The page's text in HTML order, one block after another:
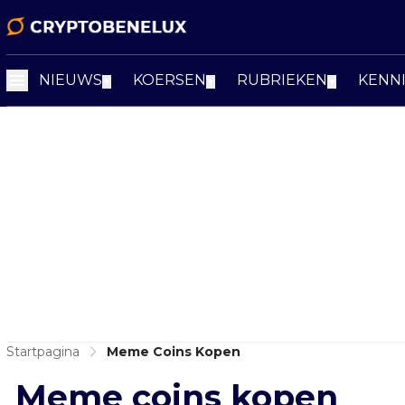
NIEUWS KOERSEN RUBRIEKEN
Startpagina Meme Coins Kopen
Meme coins kopen